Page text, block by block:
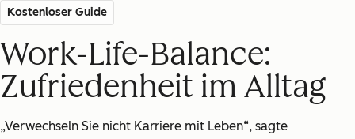
Kostenloser Guide
Work-Life-Balance:
Zufriedenheit im Alltag
„Verwechseln Sie nicht Karriere mit Leben“, sagte